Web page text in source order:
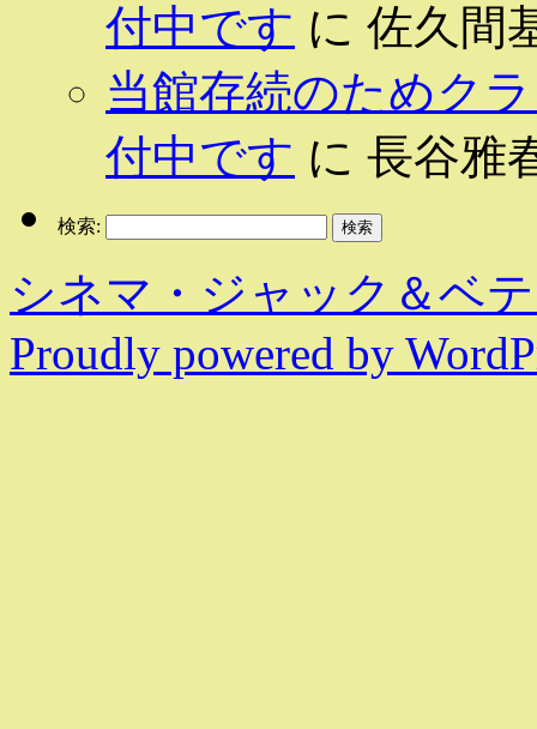
付中です に 佐久間
当館存続のためク
付中です に 長谷雅
検索:
シネマ・ジャック＆ベ
Proudly powered by